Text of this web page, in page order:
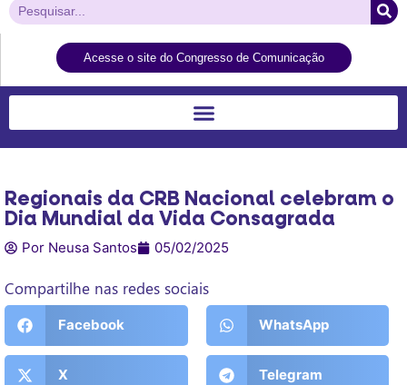
Acesse o site do Congresso de Comunicação
Regionais da CRB Nacional celebram o
Dia Mundial da Vida Consagrada
Por Neusa Santos 05/02/2025
Compartilhe nas redes sociais
Facebook WhatsApp
X Telegram